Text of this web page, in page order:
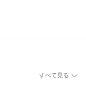
すべて見る